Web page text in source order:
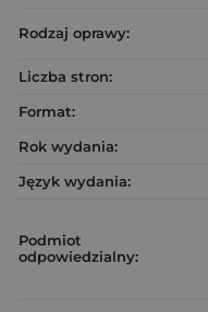
Rodzaj oprawy:
Liczba stron:
Format:
Rok wydania:
Język wydania:
Podmiot
odpowiedzialny: